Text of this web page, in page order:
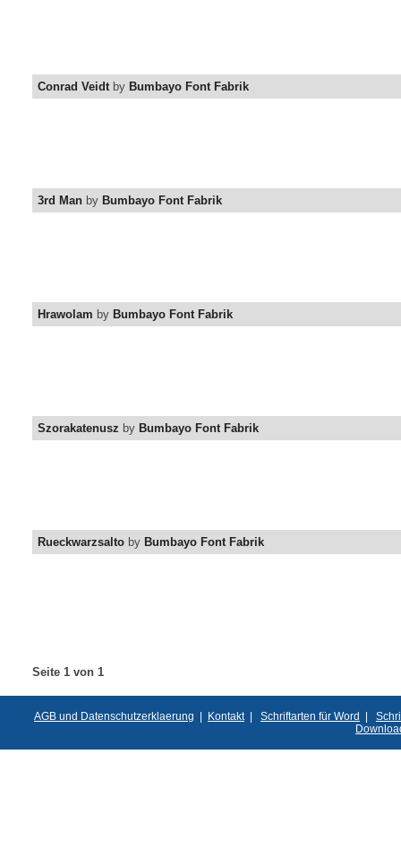
Conrad Veidtby Bumbayo Font Fabrik
3rd Man by Bumbayo Font Fabrik
Hrawolam by Bumbayo Font Fabrik
Szorakatenusz by Bumbayo Font Fabrik
Rueckwarzsalto by Bumbayo Font Fabrik
Seite 1 von 1
AGB und Datenschutzerklaerung | Kontakt| Schriftarten für Word |